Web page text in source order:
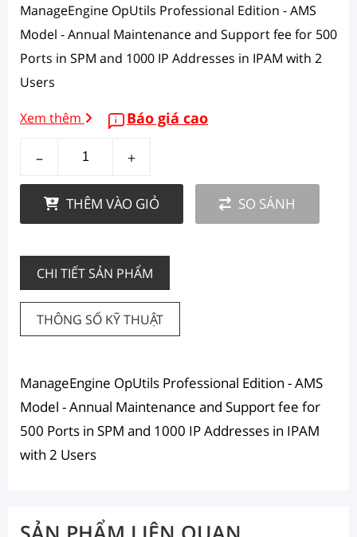
ManageEngine OpUtils Professional Edition - AMS
Model - Annual Maintenance and Support fee for 500
Ports in SPM and 1000 IP Addresses in IPAM with 2
Users
Xem thêm Báo giá cao
– +
THÊM VÀO GIỎ SO SÁNH
CHI TIẾT SẢN PHẨM
THÔNG SỐ KỸ THUẬT
ManageEngine OpUtils Professional Edition - AMS
Model - Annual Maintenance and Support fee for
500 Ports in SPM and 1000 IP Addresses in IPAM
with 2 Users